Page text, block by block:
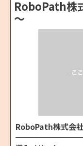
RoboPath株
～
RoboPath株式会